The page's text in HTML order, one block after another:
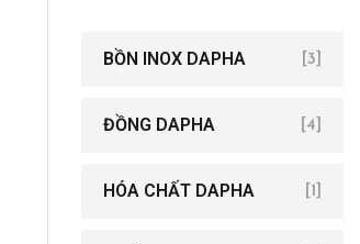
BỒN INOX DAPHA [3]
ĐỒNG DAPHA [4]
HÓA CHẤT DAPHA [1]